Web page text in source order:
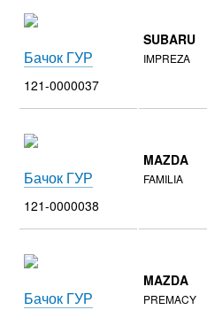
Бачок ГУР
121-0000037
SUBARU
IMPREZA
Бачок ГУР
121-0000038
MAZDA
FAMILIA
Бачок ГУР
MAZDA
PREMACY